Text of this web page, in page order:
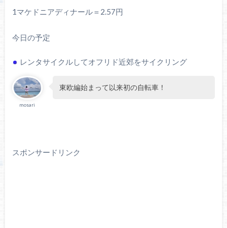
1マケドニアディナール＝2.57円
今日の予定
レンタサイクルしてオフリド近郊をサイクリング
mosari
東欧編始まって以来初の自転車！
スポンサードリンク